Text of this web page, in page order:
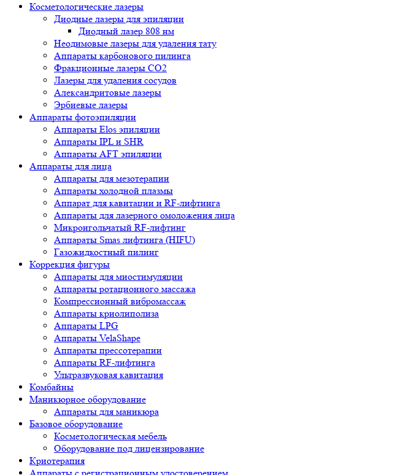
Косметологические лазеры
Диодные лазеры для эпиляции
Диодный лазер 808 нм
Неодимовые лазеры для удаления тату
Аппараты карбонового пилинга
Фракционные лазеры CO2
Лазеры для удаления сосудов
Александритовые лазеры
Эрбиевые лазеры
Аппараты фотоэпиляции
Аппараты Elos эпиляции
Аппараты IPL и SHR
Аппараты AFT эпиляции
Аппараты для лица
Аппараты для мезотерапии
Аппараты холодной плазмы
Аппарат для кавитации и RF-лифтинга
Аппараты для лазерного омоложения лица
Микроигольчатый RF-лифтинг
Аппараты Smas лифтинга (HIFU)
Газожидкостный пилинг
Коррекция фигуры
Аппараты для миостимуляции
Аппараты ротационного массажа
Компрессионный вибромассаж
Аппараты криолиполиза
Аппараты LPG
Аппараты VelaShape
Аппараты прессотерапии
Аппараты RF-лифтинга
Ультразвуковая кавитация
Комбайны
Маникюрное оборудование
Аппараты для маникюра
Базовое оборудование
Косметологическая мебель
Оборудование под лицензирование
Криотерапия